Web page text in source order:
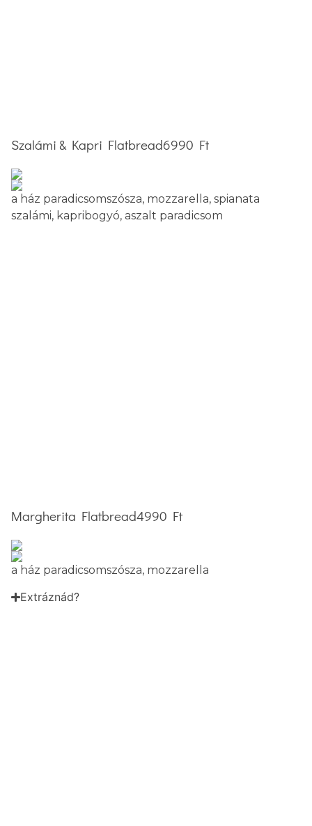
Szalámi & Kapri Flatbread6990 Ft
a ház paradicsomszósza, mozzarella, spianata
szalámi, kapribogyó, aszalt paradicsom
Margherita Flatbread4990 Ft
a ház paradicsomszósza, mozzarella
Extráznád?